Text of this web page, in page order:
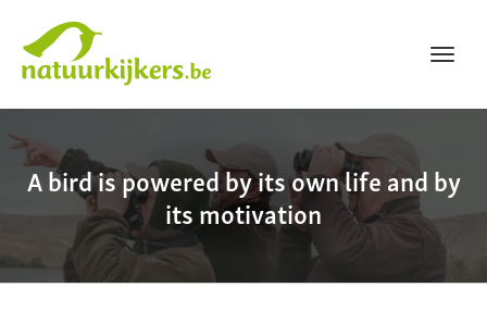
Natuurkijkers
A bird is powered by its own life and by
its motivation